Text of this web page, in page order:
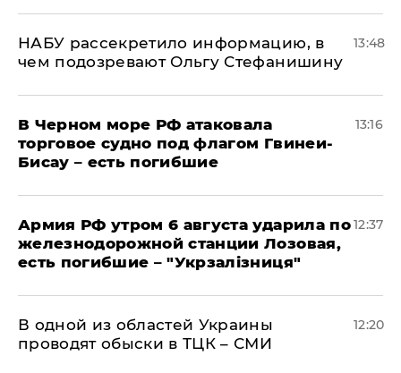
НАБУ рассекретило информацию, в
чем подозревают Ольгу Стефанишину
13:48
В Черном море РФ атаковала
торговое судно под флагом Гвинеи-
Бисау – есть погибшие
13:16
Армия РФ утром 6 августа ударила по
железнодорожной станции Лозовая,
есть погибшие – "Укрзалізниця"
12:37
В одной из областей Украины
проводят обыски в ТЦК – СМИ
12:20